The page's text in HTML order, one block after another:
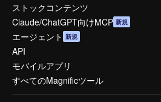
ストックコンテンツ
Claude/ChatGPT向けMCP 新規
エージェント 新規
API
モバイルアプリ
すべてのMagnificツール